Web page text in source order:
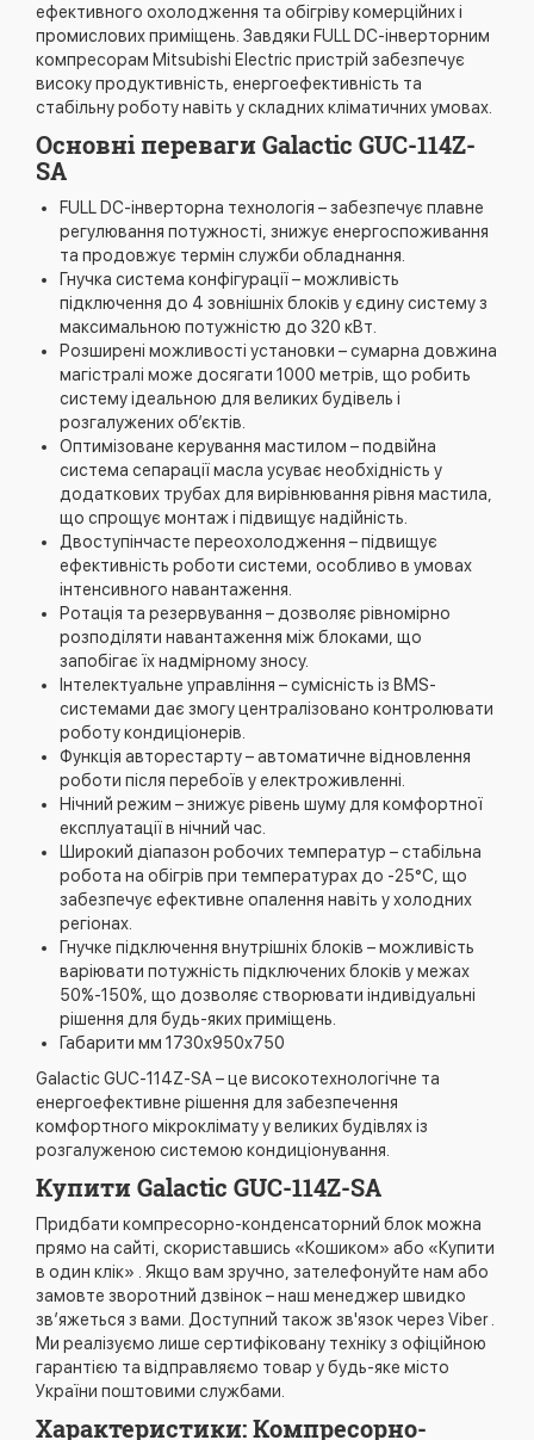
ефективного охолодження та обігріву комерційних і
промислових приміщень. Завдяки FULL DC-інверторним
компресорам Mitsubishi Electric пристрій забезпечує
високу продуктивність, енергоефективність та
стабільну роботу навіть у складних кліматичних умовах.
Основні переваги Galactic GUC-114Z-
SA
FULL DC-інверторна технологія – забезпечує плавне
регулювання потужності, знижує енергоспоживання
та продовжує термін служби обладнання.
Гнучка система конфігурації – можливість
підключення до 4 зовнішніх блоків у єдину систему з
максимальною потужністю до 320 кВт.
Розширені можливості установки – сумарна довжина
магістралі може досягати 1000 метрів, що робить
систему ідеальною для великих будівель і
розгалужених об’єктів.
Оптимізоване керування мастилом – подвійна
система сепарації масла усуває необхідність у
додаткових трубах для вирівнювання рівня мастила,
що спрощує монтаж і підвищує надійність.
Двоступінчасте переохолодження – підвищує
ефективність роботи системи, особливо в умовах
інтенсивного навантаження.
Ротація та резервування – дозволяє рівномірно
розподіляти навантаження між блоками, що
запобігає їх надмірному зносу.
Інтелектуальне управління – сумісність із BMS-
системами дає змогу централізовано контролювати
роботу кондиціонерів.
Функція авторестарту – автоматичне відновлення
роботи після перебоїв у електроживленні.
Нічний режим – знижує рівень шуму для комфортної
експлуатації в нічний час.
Широкий діапазон робочих температур – стабільна
робота на обігрів при температурах до -25°C, що
забезпечує ефективне опалення навіть у холодних
регіонах.
Гнучке підключення внутрішніх блоків – можливість
варіювати потужність підключених блоків у межах
50%-150%, що дозволяє створювати індивідуальні
рішення для будь-яких приміщень.
Габарити мм 1730х950х750
Galactic GUC-114Z-SA – це високотехнологічне та
енергоефективне рішення для забезпечення
комфортного мікроклімату у великих будівлях із
розгалуженою системою кондиціонування.
Купити Galactic GUC-114Z-SA
Придбати компресорно-конденсаторний блок можна
прямо на сайті, скориставшись «Кошиком» або «Купити
в один клік» . Якщо вам зручно, зателефонуйте нам або
замовте зворотний дзвінок – наш менеджер швидко
зв’яжеться з вами. Доступний також зв'язок через Viber .
Ми реалізуємо лише сертифіковану техніку з офіційною
гарантією та відправляємо товар у будь-яке місто
України поштовими службами.
Характеристики: Компресорно-